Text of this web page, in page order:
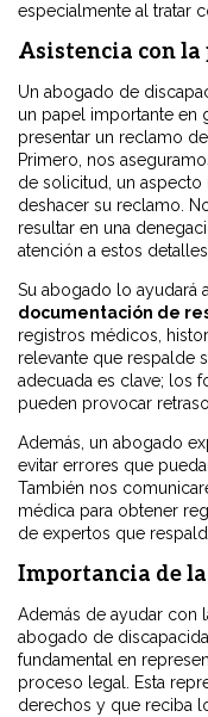
especialmente al tratar
Asistencia con la
Un abogado de
un papel importante en
presentar un reclamo
Primero, nos
de solicitud, un
deshacer su reclamo.
resultar en una
atención a estos
Su abogado lo ayudará a
documentación de
registros médicos,
relevante que respalde
adecuada es clave; los
pueden provocar
Además, un abogado
evitar errores que
También nos
médica para obtener
de expertos que
Importancia de
Además de ayudar con
abogado de
fundamental en
proceso legal. Esta
derechos y que reciba